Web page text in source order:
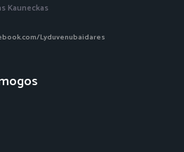
Kauneckas
Lyduvenubaidares